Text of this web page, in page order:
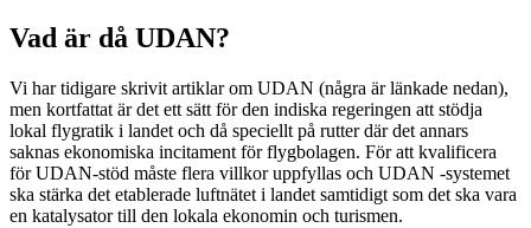
Vad är då UDAN?
Vi har tidigare skrivit artiklar om UDAN (några är länkade nedan),
men kortfattat är det ett sätt för den indiska regeringen att stödja
lokal flygratik i landet och då speciellt på rutter där det annars
saknas ekonomiska incitament för flygbolagen. För att kvalificera
för UDAN-stöd måste flera villkor uppfyllas och UDAN -systemet
ska stärka det etablerade luftnätet i landet samtidigt som det ska vara
en katalysator till den lokala ekonomin och turismen.